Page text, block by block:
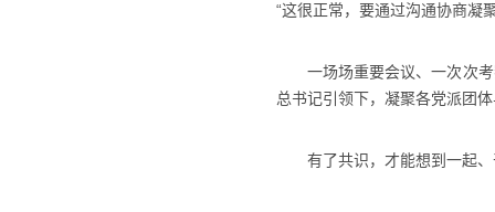
“这很正常，要通过沟通协商凝
一场场重要会议、一次次考
总书记引领下，凝聚各党派团
有了共识，才能想到一起、